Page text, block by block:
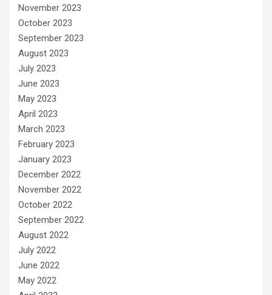
November 2023
October 2023
September 2023
August 2023
July 2023
June 2023
May 2023
April 2023
March 2023
February 2023
January 2023
December 2022
November 2022
October 2022
September 2022
August 2022
July 2022
June 2022
May 2022